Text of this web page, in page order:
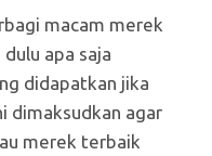
macam merek
apa saja
didapatkan jika
dimaksudkan agar
merek terbaik